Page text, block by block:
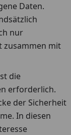
Daten.
nur
zusammen mit
die
erforderlich.
der Sicherheit
In diesen